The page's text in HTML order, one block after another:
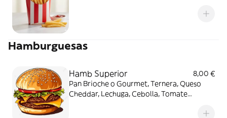
Hamburguesas
Hamb Superior
8,00 €
Pan Brioche o Gourmet, Ternera, Queso
Cheddar, Lechuga, Cebolla, Tomate